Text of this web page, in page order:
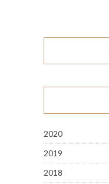
2020
2019
2018